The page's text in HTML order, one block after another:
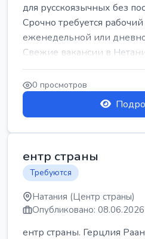
для русскоязычных без
Срочно требуется
еженедельной или
Свежие вакансии в
0 просмотров
ентр страны
Требуются
Натания (Центр страны)
Опубликовано: 08.06.2026
ентр страны. Герцлия